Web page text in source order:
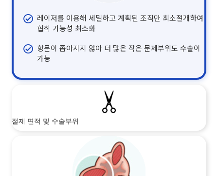
레이저를 이용해 세밀하고 계획된 조직만 최소절개하여
협착 가능성 최소화
항문이 좁아지지 않아 더 많은 작은 문제부위도 수술이
가능
절제 면적 및 수술부위